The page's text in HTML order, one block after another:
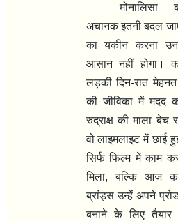
मोनालिसा
अचानक इतनी बदल
का यकीन करना
आसान नहीं होगा।
लड़की दिन-रात मेहनत
की जीविका में मदद
रुद्राक्ष की माला बेच
वो लाइमलाइट में छाई
सिर्फ फिल्म में काम
मिला, बल्कि आज
ब्रांड्स उन्हें अपने
बनाने के लिए तैयार